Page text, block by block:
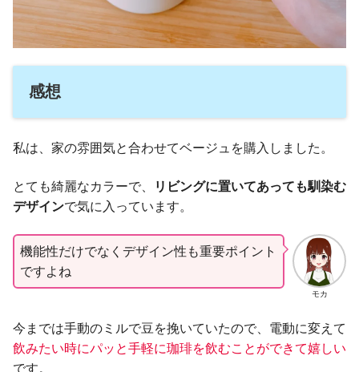
感想
私は、家の雰囲気と合わせてベージュを購入しました。
とても綺麗なカラーで、
リビングに置いてあっても馴染む
デザインで気に入っています。
モカ
機能性だけでなくデザイン性も重要ポイント
ですよね
今までは手動のミルで豆を挽いていたので、電動に変えて
飲みたい時にパッと手軽に珈琲を飲むことができて嬉しい
です。